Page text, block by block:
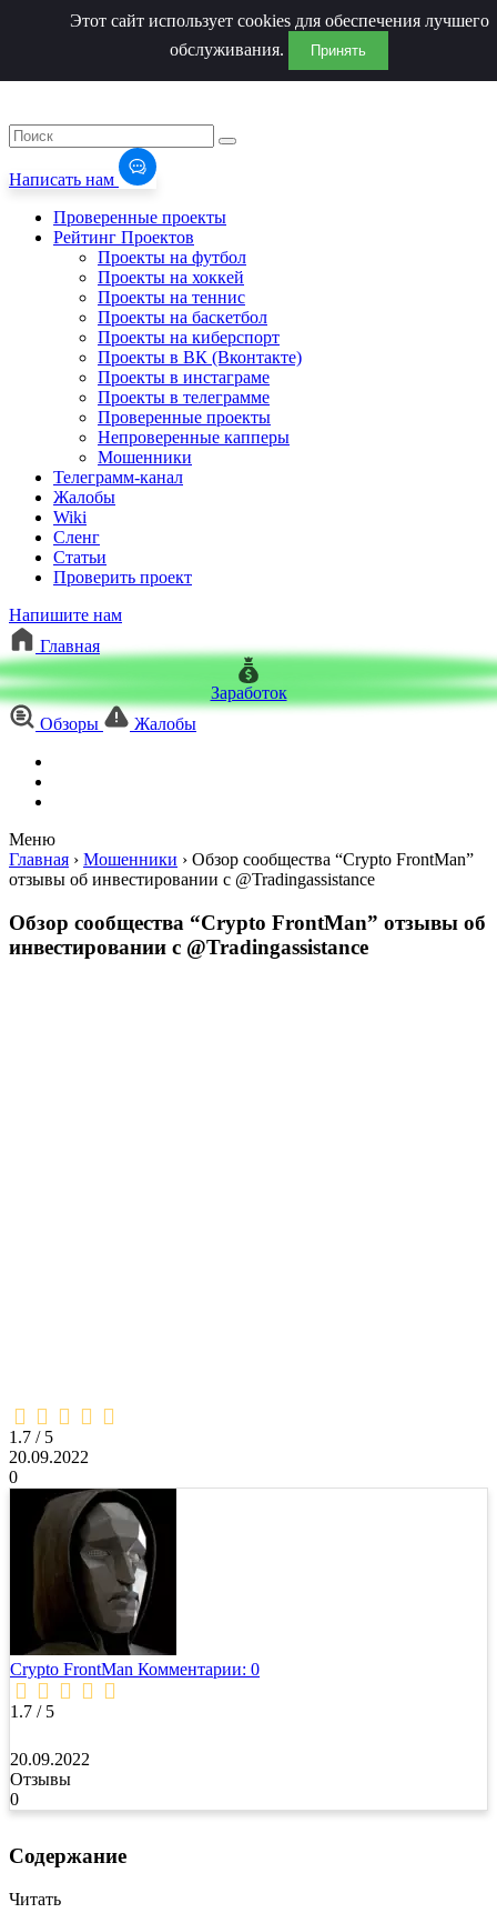
Написать нам
Проверенные проекты
Рейтинг Проектов
Проекты на футбол
Проекты на хоккей
Проекты на теннис
Проекты на баскетбол
Проекты на киберспорт
Проекты в ВК (Вконтакте)
Проекты в инстаграме
Проекты в телеграмме
Проверенные проекты
Непроверенные капперы
Мошенники
Телеграмм-канал
Жалобы
Wiki
Сленг
Статьи
Проверить проект
Напишите нам
Главная
Заработок
Обзоры
Жалобы
Меню
Этот сайт использует cookies для обеспечения лучшего
обслуживания.
Принять
Главная › Мошенники › Обзор сообщества “Crypto FrontMan”
отзывы об инвестировании с @Tradingassistance
Обзор сообщества “Crypto FrontMan” отзывы об
инвестировании с @Tradingassistance
1,7
rating
1.7 / 5
20.09.2022
0
Crypto FrontMan Комментарии: 0
1.7 / 5
20.09.2022
Отзывы
0
Содержание
Читать